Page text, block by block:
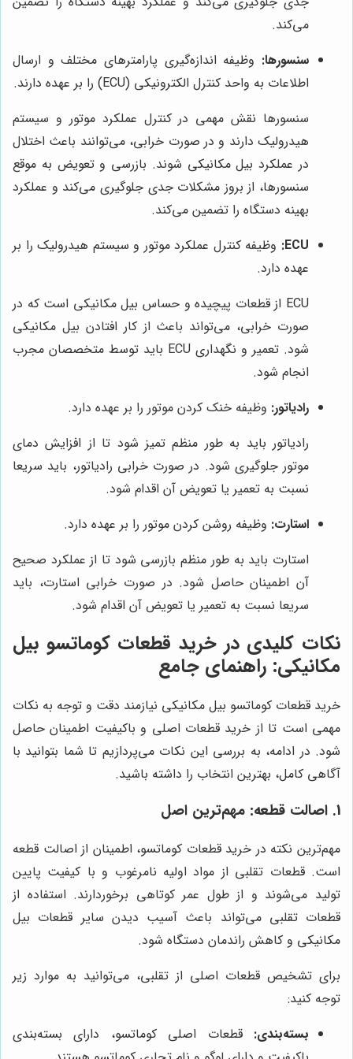
می‌کند.
سنسورها: وظیفه اندازه‌گیری پارامترهای مختلف و ارسال
اطلاعات به واحد کنترل الکترونیکی (ECU) را بر عهده دارند.
سنسورها نقش مهمی در کنترل عملکرد موتور و سیستم
هیدرولیک دارند و در صورت خرابی، می‌توانند باعث اختلال
در عملکرد بیل مکانیکی شوند. بازرسی و تعویض به موقع
سنسورها، از بروز مشکلات جدی جلوگیری می‌کند و عملکرد
بهینه دستگاه را تضمین می‌کند.
ECU: وظیفه کنترل عملکرد موتور و سیستم هیدرولیک را بر
عهده دارد.
ECU از قطعات پیچیده و حساس بیل مکانیکی است که در
صورت خرابی، می‌تواند باعث از کار افتادن بیل مکانیکی
شود. تعمیر و نگهداری ECU باید توسط متخصصان مجرب
انجام شود.
رادیاتور: وظیفه خنک کردن موتور را بر عهده دارد.
رادیاتور باید به طور منظم تمیز شود تا از افزایش دمای
موتور جلوگیری شود. در صورت خرابی رادیاتور، باید سریعا
نسبت به تعمیر یا تعویض آن اقدام شود.
استارت: وظیفه روشن کردن موتور را بر عهده دارد.
استارت باید به طور منظم بازرسی شود تا از عملکرد صحیح
آن اطمینان حاصل شود. در صورت خرابی استارت، باید
سریعا نسبت به تعمیر یا تعویض آن اقدام شود.
نکات کلیدی در خرید قطعات کوماتسو بیل
مکانیکی: راهنمای جامع
خرید قطعات کوماتسو بیل مکانیکی نیازمند دقت و توجه به نکات
مهمی است تا از خرید قطعات اصلی و باکیفیت اطمینان حاصل
شود. در ادامه، به بررسی این نکات می‌پردازیم تا شما بتوانید با
آگاهی کامل، بهترین انتخاب را داشته باشید.
1. اصالت قطعه: مهم‌ترین اصل
مهم‌ترین نکته در خرید قطعات کوماتسو، اطمینان از اصالت قطعه
است. قطعات تقلبی از مواد اولیه نامرغوب و با کیفیت پایین
تولید می‌شوند و از طول عمر کوتاهی برخوردارند. استفاده از
قطعات تقلبی می‌تواند باعث آسیب دیدن سایر قطعات بیل
مکانیکی و کاهش راندمان دستگاه شود.
برای تشخیص قطعات اصلی از تقلبی، می‌توانید به موارد زیر
توجه کنید:
بسته‌بندی: قطعات اصلی کوماتسو، دارای بسته‌بندی